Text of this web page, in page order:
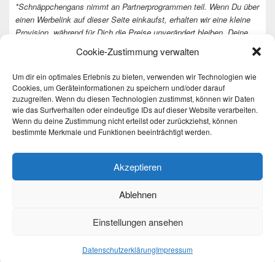
Cookie-Zustimmung verwalten
Um dir ein optimales Erlebnis zu bieten, verwenden wir Technologien wie
Cookies, um Geräteinformationen zu speichern und/oder darauf
zuzugreifen. Wenn du diesen Technologien zustimmst, können wir Daten
wie das Surfverhalten oder eindeutige IDs auf dieser Website verarbeiten.
Wenn du deine Zustimmung nicht erteilst oder zurückziehst, können
bestimmte Merkmale und Funktionen beeinträchtigt werden.
Akzeptieren
Ablehnen
Einstellungen ansehen
DatenschutzerklärungImpressum
*Schnäppchengans nimmt an Partnerprogrammen teil. Wenn Du über
einen Werbelink auf dieser Seite einkaufst, erhalten wir eine kleine
Provision, während für Dich die Preise unverändert bleiben. Deine
Vielen Dank dafür!
Täglich die besten Gewinnspiele und Angebote
Theme: Catch Box byCatch Themes